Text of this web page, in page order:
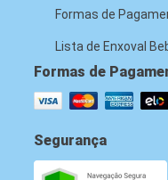
Formas de
Lista de Enxoval
Formas de
Segurança